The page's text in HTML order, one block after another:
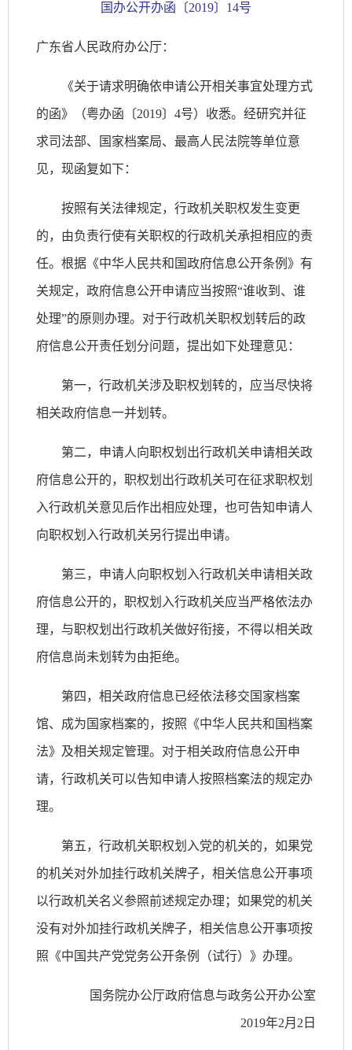
国办公开办函〔2019〕14号
广东省人民政府办公厅：
《关于请求明确依申请公开相关事宜处理方式
的函》（粤办函〔2019〕4号）收悉。经研究并征
求司法部、国家档案局、最高人民法院等单位意
见，现函复如下：
按照有关法律规定，行政机关职权发生变更
的，由负责行使有关职权的行政机关承担相应的责
任。根据《中华人民共和国政府信息公开条例》有
关规定，政府信息公开申请应当按照“谁收到、谁
处理”的原则办理。对于行政机关职权划转后的政
府信息公开责任划分问题，提出如下处理意见：
第一，行政机关涉及职权划转的，应当尽快将
相关政府信息一并划转。
第二，申请人向职权划出行政机关申请相关政
府信息公开的，职权划出行政机关可在征求职权划
入行政机关意见后作出相应处理，也可告知申请人
向职权划入行政机关另行提出申请。
第三，申请人向职权划入行政机关申请相关政
府信息公开的，职权划入行政机关应当严格依法办
理，与职权划出行政机关做好衔接，不得以相关政
府信息尚未划转为由拒绝。
第四，相关政府信息已经依法移交国家档案
馆、成为国家档案的，按照《中华人民共和国档案
法》及相关规定管理。对于相关政府信息公开申
请，行政机关可以告知申请人按照档案法的规定办
理。
第五，行政机关职权划入党的机关的，如果党
的机关对外加挂行政机关牌子，相关信息公开事项
以行政机关名义参照前述规定办理；如果党的机关
没有对外加挂行政机关牌子，相关信息公开事项按
照《中国共产党党务公开条例（试行）》办理。
国务院办公厅政府信息与政务公开办公室
2019年2月2日